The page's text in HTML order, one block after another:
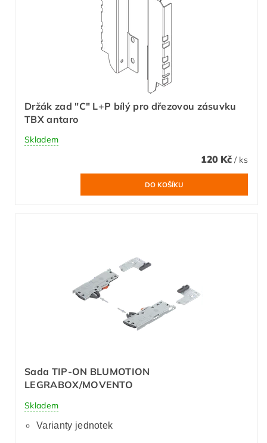
Držák zad "C" L+P bílý pro dřezovou zásuvku
TBX antaro
Skladem
120 Kč / ks
Sada TIP-ON BLUMOTION
LEGRABOX/MOVENTO
Skladem
Varianty jednotek